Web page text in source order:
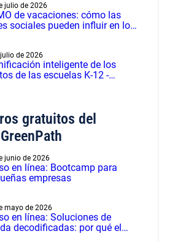
julio de 2026
de vacaciones: cómo las
sociales pueden influir en los
de 2026
inteligente de los
de las escuelas K-12 -
gratuitos del
junio de 2026
en línea: Bootcamp para
empresas
mayo de 2026
en línea: Soluciones de
decodificadas: por qué el